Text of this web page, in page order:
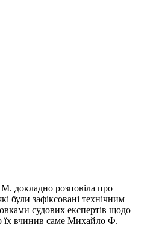
докладно розповіла про
були зафіксовані технічним
судових експертів щодо
їх вчинив саме Михайло Ф.